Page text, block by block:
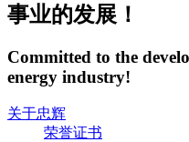
事业的发展！
Committed to the
energy industry!
关于忠辉
荣誉证书